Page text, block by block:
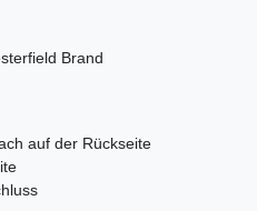
Brand
auf der Rückseite